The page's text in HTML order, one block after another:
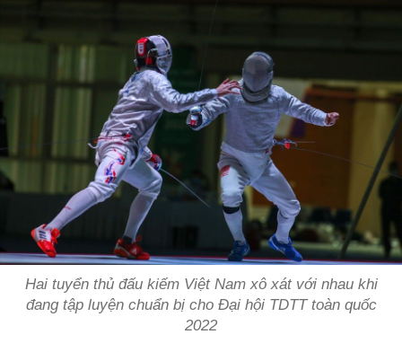
Hai tuyển thủ đấu kiếm Việt Nam xô xát với nhau khi
đang tập luyện chuẩn bị cho Đại hội TDTT toàn quốc
2022